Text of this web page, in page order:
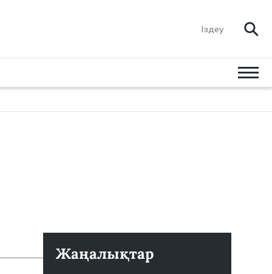
Жаңалықтар